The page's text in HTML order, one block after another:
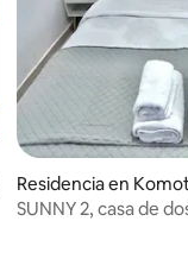
promedio: 4.86 de 5;
Residencia en
SUNNY 2, casa de